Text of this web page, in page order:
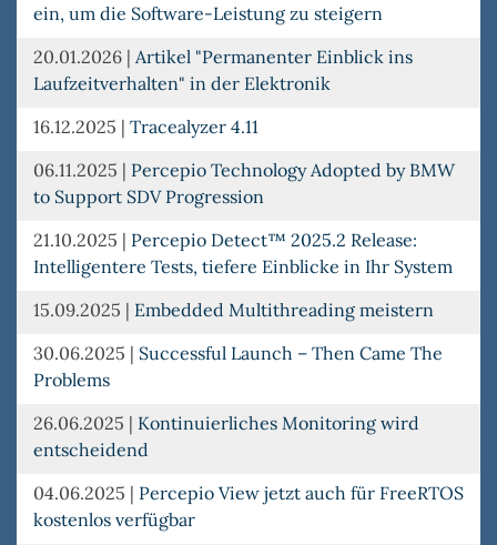
ein, um die Software-Leistung zu steigern
20.01.2026 | Artikel "Permanenter Einblick ins
Laufzeitverhalten" in der Elektronik
16.12.2025 | Tracealyzer 4.11
06.11.2025 | Percepio Technology Adopted by BMW
to Support SDV Progression
21.10.2025 | Percepio Detect™ 2025.2 Release:
Intelligentere Tests, tiefere Einblicke in Ihr System
15.09.2025 | Embedded Multithreading meistern
30.06.2025 | Successful Launch – Then Came The
Problems
26.06.2025 | Kontinuierliches Monitoring wird
entscheidend
04.06.2025 | Percepio View jetzt auch für FreeRTOS
kostenlos verfügbar